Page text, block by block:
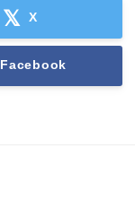
X
Facebook